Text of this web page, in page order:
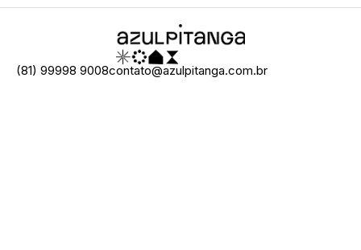
(81) 99998 9008contato@azulpitanga.com.br